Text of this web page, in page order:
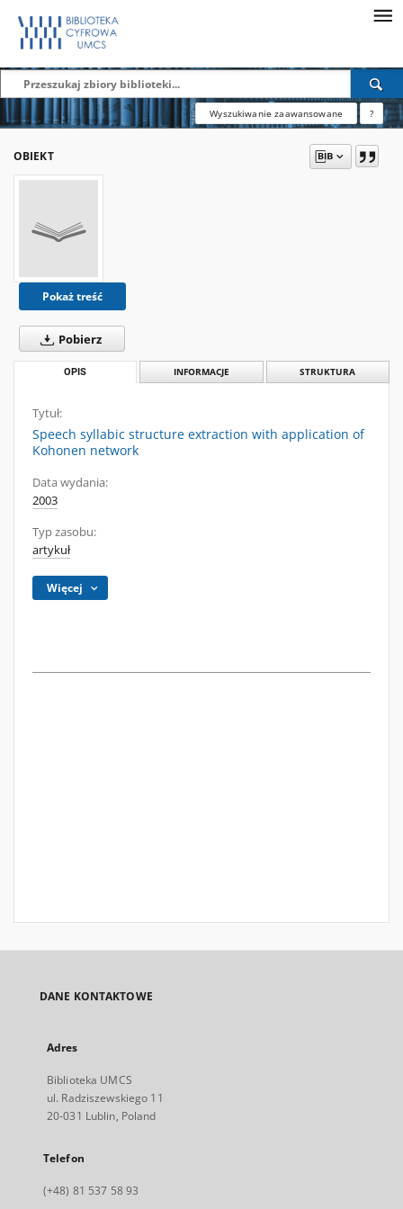
Wyszukiwanie zaawansowane ?
OBIEKT
Pokaż treść
Pobierz
OPIS INFORMACJE STRUKTURA
Tytuł:
Speech syllabic structure extraction with application of
Kohonen network
Data wydania:
2003
Typ zasobu:
artykuł
Więcej
DANE KONTAKTOWE
Adres
Biblioteka UMCS
ul. Radziszewskiego 11
20-031 Lublin, Poland
Telefon
(+48) 81 537 58 93